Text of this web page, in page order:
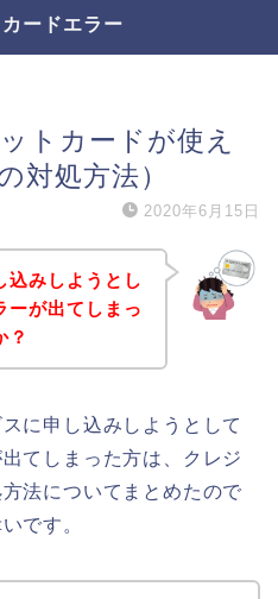
ードエラー
トカードが使え
対処方法）
2020年6月15日
込みしようとし
ーが出てしまっ
？
に申し込みしようとして
てしまった方は、クレジ
法についてまとめたので
です。